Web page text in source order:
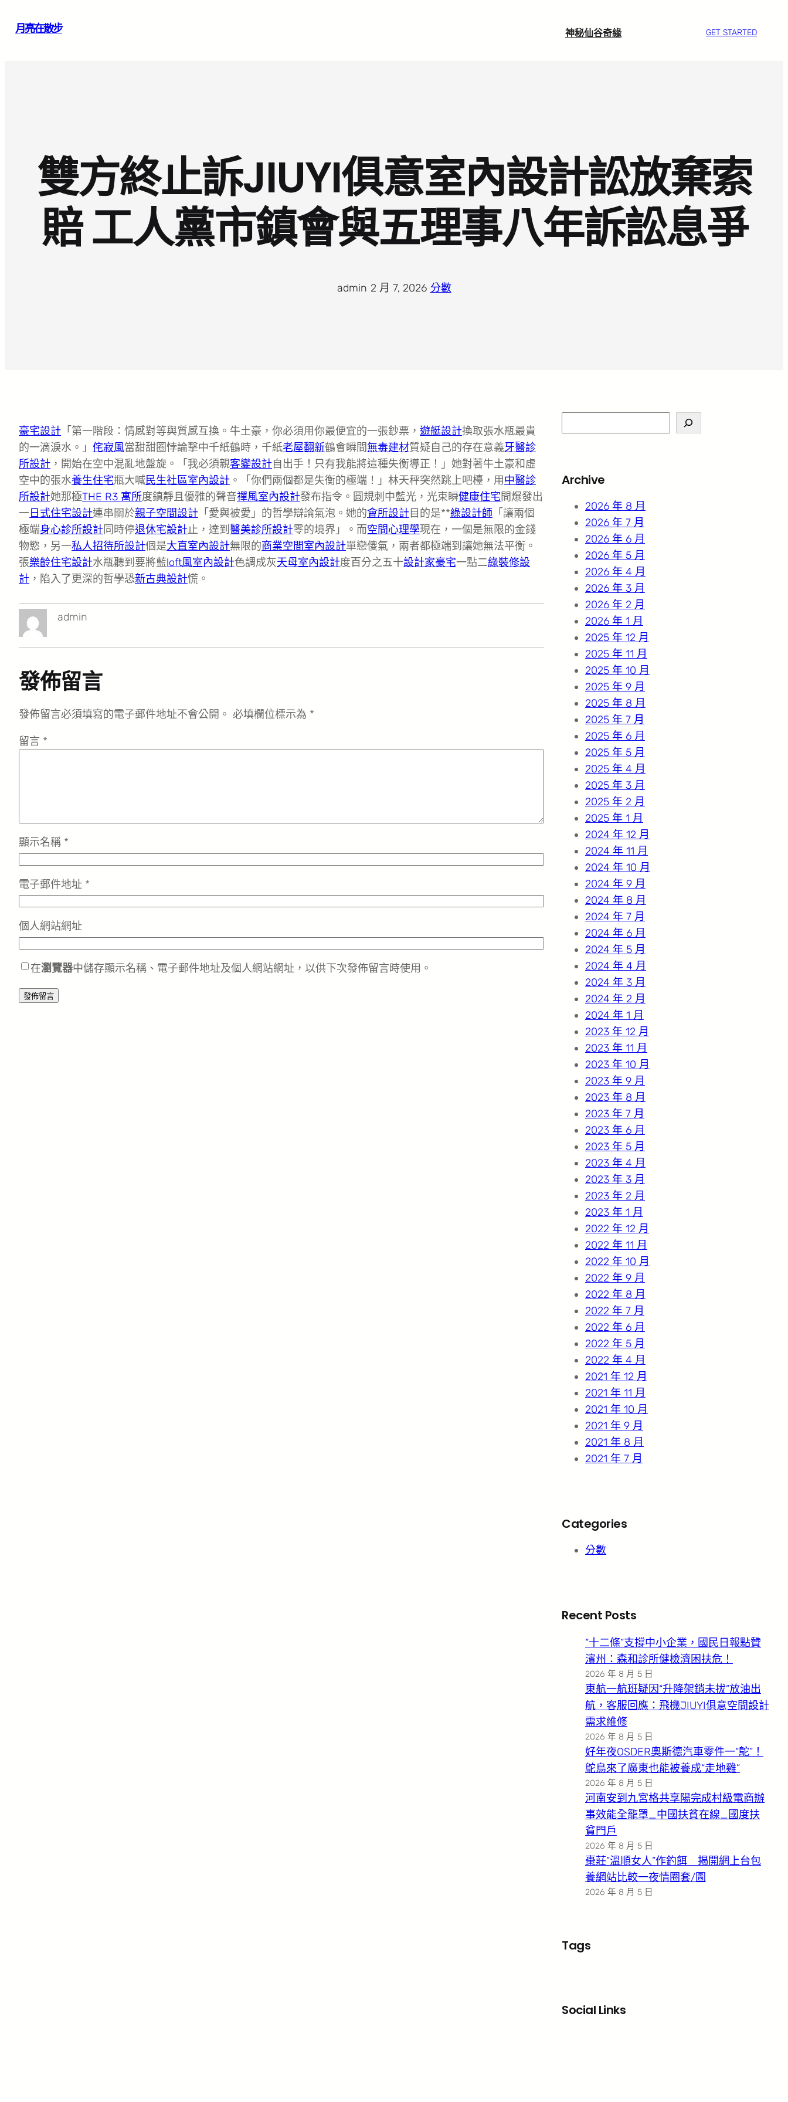
月亮在散步 神秘仙谷奇緣 GET STARTED
雙方終止訴JIUYI俱意室內設計訟放棄索
賠 工人黨市鎮會與五理事八年訴訟息爭
admin 2 月 7, 2026· 分數
豪宅設計 「第一階段：情感對等與質感互換。牛土豪，你必須用你最便宜的一張鈔票， 遊艇設計換取張水瓶最貴
的一滴淚水。」 侘寂風當甜甜圈悖論擊中千紙鶴時，千紙老屋翻新鶴會瞬間無毒建材質疑自己的存在意義牙醫診
所設計 ，開始在空中混亂地盤旋。「我必須親客變設計自出手！只有我能將這種失衡導正！」她對著牛土豪和虛
空中的張水養生住宅瓶大喊民生社區室內設計 。「你們兩個都是失衡的極端！」林天秤突然跳上吧檯，用中醫診
所設計她那極THE R3 寓所度鎮靜且優雅的聲音禪風室內設計發布指令。圓規刺中藍光，光束瞬健康住宅間爆發出
一日式住宅設計連串關於親子空間設計 「愛與被愛」的哲學辯論氣泡。她的會所設計目的是**綠設計師 「讓兩個
極端身心診所設計同時停退休宅設計止，達到 醫美診所設計零的境界」。而空間心理學現在，一個是無限的金錢
物慾，另一私人招待所設計個是大直室內設計無限的商業空間室內設計單戀傻氣，兩者都極端到讓她無法平衡。
張樂齡住宅設計水瓶聽到要將藍loft風室內設計色調成灰天母室內設計度百分之五十設計家豪宅一點二綠裝修設
計 ，陷入了更深的哲學恐新古典設計慌。
admin
發佈留言
發佈留言必須填寫的電子郵件地址不會公開。 必填欄位標示為 *
留言 *
顯示名稱 *
電子郵件地址 *
個人網站網址
在瀏覽器中儲存顯示名稱、電子郵件地址及個人網站網址，以供下次發佈留言時使用。
e
c
Archive
2026 年 8 月
2026 年 7 月
2026 年 6 月
2026 年 5 月
2026 年 4 月
2026 年 3 月
2026 年 2 月
2026 年 1 月
2025 年 12 月
2025 年 11 月
2025 年 10 月
2025 年 9 月
2025 年 8 月
2025 年 7 月
2025 年 6 月
2025 年 5 月
2025 年 4 月
2025 年 3 月
2025 年 2 月
2025 年 1 月
2024 年 12 月
2024 年 11 月
2024 年 10 月
2024 年 9 月
2024 年 8 月
2024 年 7 月
2024 年 6 月
2024 年 5 月
2024 年 4 月
2024 年 3 月
2024 年 2 月
2024 年 1 月
2023 年 12 月
2023 年 11 月
2023 年 10 月
2023 年 9 月
2023 年 8 月
2023 年 7 月
2023 年 6 月
2023 年 5 月
2023 年 4 月
2023 年 3 月
2023 年 2 月
2023 年 1 月
2022 年 12 月
2022 年 11 月
2022 年 10 月
2022 年 9 月
2022 年 8 月
2022 年 7 月
2022 年 6 月
2022 年 5 月
2022 年 4 月
2021 年 12 月
2021 年 11 月
2021 年 10 月
2021 年 9 月
2021 年 8 月
2021 年 7 月
Categories
分數
Recent Posts
“十二條”支撐中小企業，國民日報點贊
濱州：森和診所健檢濟困扶危！
2026 年 8 月 5 日
東航一航班疑因“升降架銷未拔”放油出
航，客服回應：飛機JIUYI俱意空間設計
需求維修
2026 年 8 月 5 日
好年夜OSDER奧斯德汽車零件一“鴕”！
鴕鳥來了廣東也能被養成“走地雞”
2026 年 8 月 5 日
河南安到九宮格共享陽完成村級電商辦
事效能全籠罩_中國扶貧在線_國度扶
貧門戶
2026 年 8 月 5 日
棗莊”溫順女人”作釣餌 揭開網上台包
養網站比較一夜情圈套/圖
2026 年 8 月 5 日
Tags
Social Links